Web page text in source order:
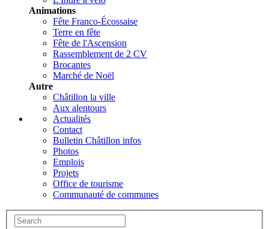
Animations
Fête Franco-Écossaise
Terre en fête
Fête de l'Ascension
Rassemblement de 2 CV
Brocantes
Marché de Noël
Autre
Châtillon la ville
Aux alentours
Actualités
Contact
Bulletin Châtillon infos
Photos
Emplois
Projets
Office de tourisme
Communauté de communes